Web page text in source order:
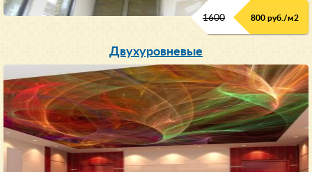
1600 800 руб./м2
Двухуровневые